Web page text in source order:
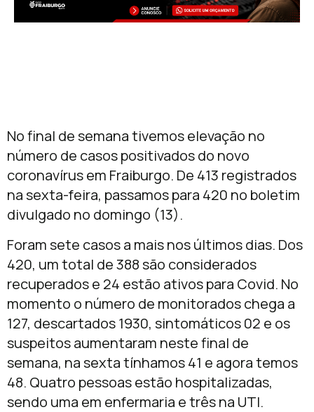
No final de semana tivemos elevação no
número de casos positivados do novo
coronavírus em Fraiburgo. De 413 registrados
na sexta-feira, passamos para 420 no boletim
divulgado no domingo (13).
Foram sete casos a mais nos últimos dias. Dos
420, um total de 388 são considerados
recuperados e 24 estão ativos para Covid. No
momento o número de monitorados chega a
127, descartados 1930, sintomáticos 02 e os
suspeitos aumentaram neste final de
semana, na sexta tínhamos 41 e agora temos
48. Quatro pessoas estão hospitalizadas,
sendo uma em enfermaria e três na UTI.